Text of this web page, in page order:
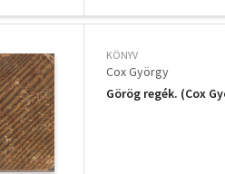
KÖNYV
Cox György
Görög regék. (Cox